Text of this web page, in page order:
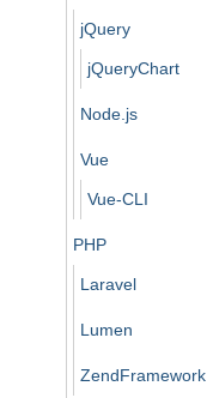
jQuery
jQueryChart
Node.js
Vue
Vue-CLI
PHP
Laravel
Lumen
ZendFramework